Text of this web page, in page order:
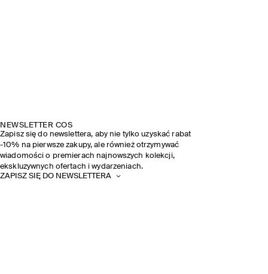
NEWSLETTER COS
Zapisz się do newslettera, aby nie tylko uzyskać rabat
-10% na pierwsze zakupy, ale również otrzymywać
wiadomości o premierach najnowszych kolekcji,
ekskluzywnych ofertach i wydarzeniach.
ZAPISZ SIĘ DO NEWSLETTERA